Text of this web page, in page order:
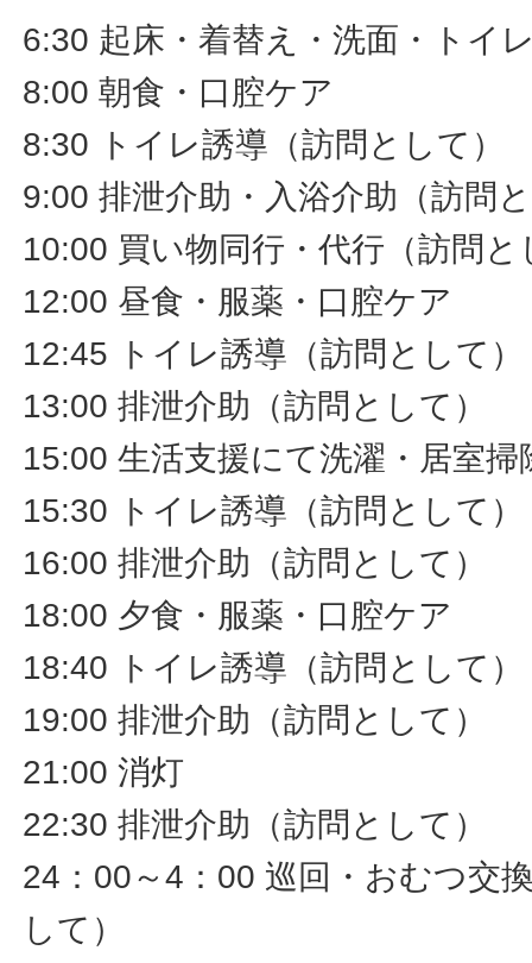
6:30 起床・着替え・洗面・トイ
8:00 朝食・口腔ケア
8:30 トイレ誘導（訪問として）
9:00 排泄介助・入浴介助（訪問
10:00 買い物同行・代行（訪問と
12:00 昼食・服薬・口腔ケア
12:45 トイレ誘導（訪問として）
13:00 排泄介助（訪問として）
15:00 生活支援にて洗濯・居室
15:30 トイレ誘導（訪問として）
16:00 排泄介助（訪問として）
18:00 夕食・服薬・口腔ケア
18:40 トイレ誘導（訪問として）
19:00 排泄介助（訪問として）
21:00 消灯
22:30 排泄介助（訪問として）
24：00～4：00 巡回・おむつ交
して）